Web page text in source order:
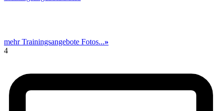
mehr Trainingsangebote Fotos...»
4